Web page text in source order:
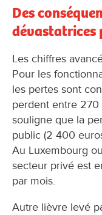
Des
Les chiffres
Pour les
les pertes sont
perdent entre 270
souligne que la
public (2 400
Au Luxembourg
secteur privé est
par mois.
Autre lièvre levé